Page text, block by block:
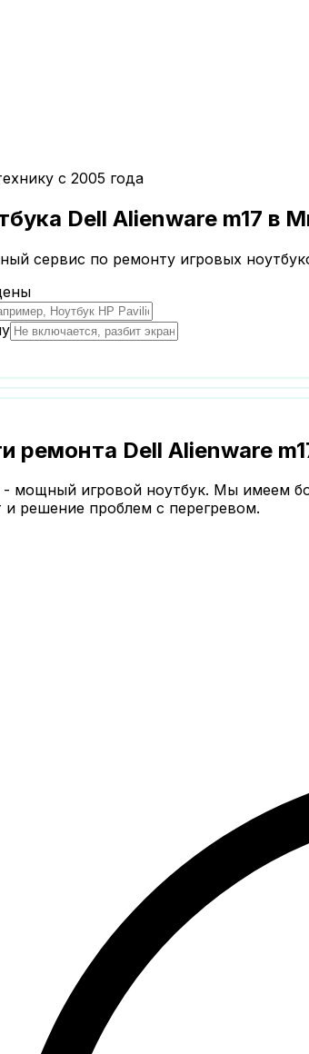
с 2005 года
Dell Alienware m17 в
сервис по ремонту игровых
ремонта Dell Alienware
- мощный игровой ноутбук. Мы имеем
и решение проблем с перегревом.